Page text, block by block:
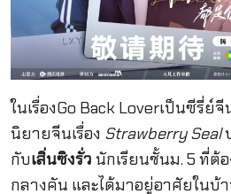
ในเรื่องGo Back Loverเป็นซีรี่
นิยายจีนเรื่อง Strawberry Seal
กับเสิ่นซิงรั่ว นักเรียนชั้นม. 5 ที่ต้
กลางคัน และได้มาอยู่อาศัยในบ้